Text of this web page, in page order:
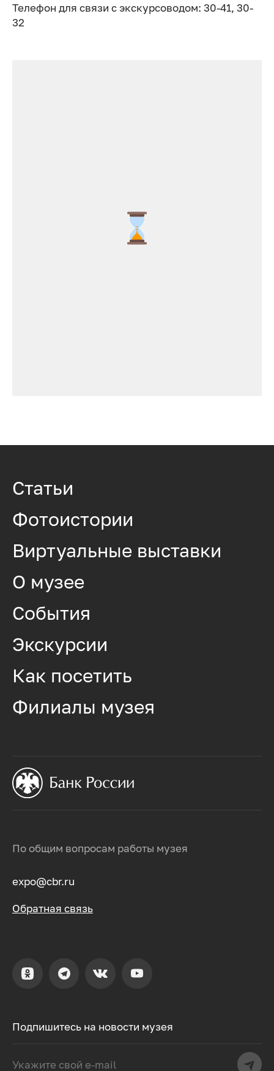
Телефон для связи с экскурсоводом: 30-41, 30-
32
Подпишитесь на новости музея
По общим вопросам работы музея
expo@cbr.ru
Обратная связь
Статьи
Фотоистории
Виртуальные выставки
О музее
События
Экскурсии
Как посетить
Филиалы музея